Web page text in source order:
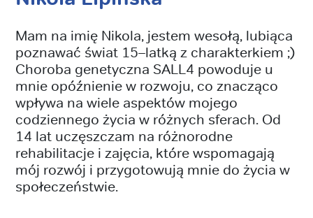
Mam na imię Nikola, jestem wesołą, lubiąca
poznawać świat 15–latką z charakterkiem ;)
Choroba genetyczna SALL4 powoduje u
mnie opóźnienie w rozwoju, co znacząco
wpływa na wiele aspektów mojego
codziennego życia w różnych sferach. Od
14 lat uczęszczam na różnorodne
rehabilitacje i zajęcia, które wspomagają
mój rozwój i przygotowują mnie do życia w
społeczeństwie.